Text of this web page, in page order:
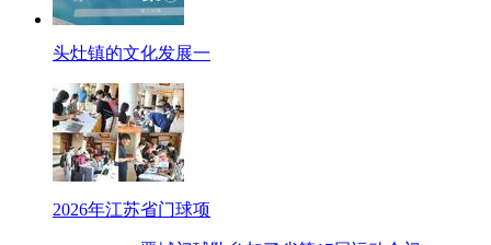
头灶镇的文化发展一
2026年江苏省门球项